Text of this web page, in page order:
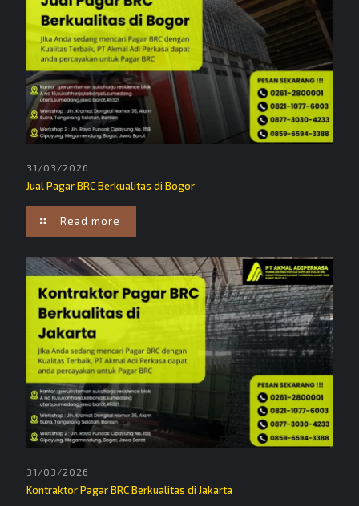
31/03/2026
Jual Pagar BRC Berkualitas di Bogor
Read more
31/03/2026
Kontraktor Pagar BRC Berkualitas di Jakarta